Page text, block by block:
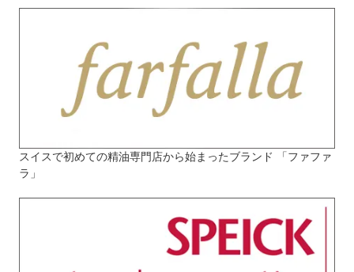
スイスで初めての精油専門店から始まったブランド 「ファファ
ラ」